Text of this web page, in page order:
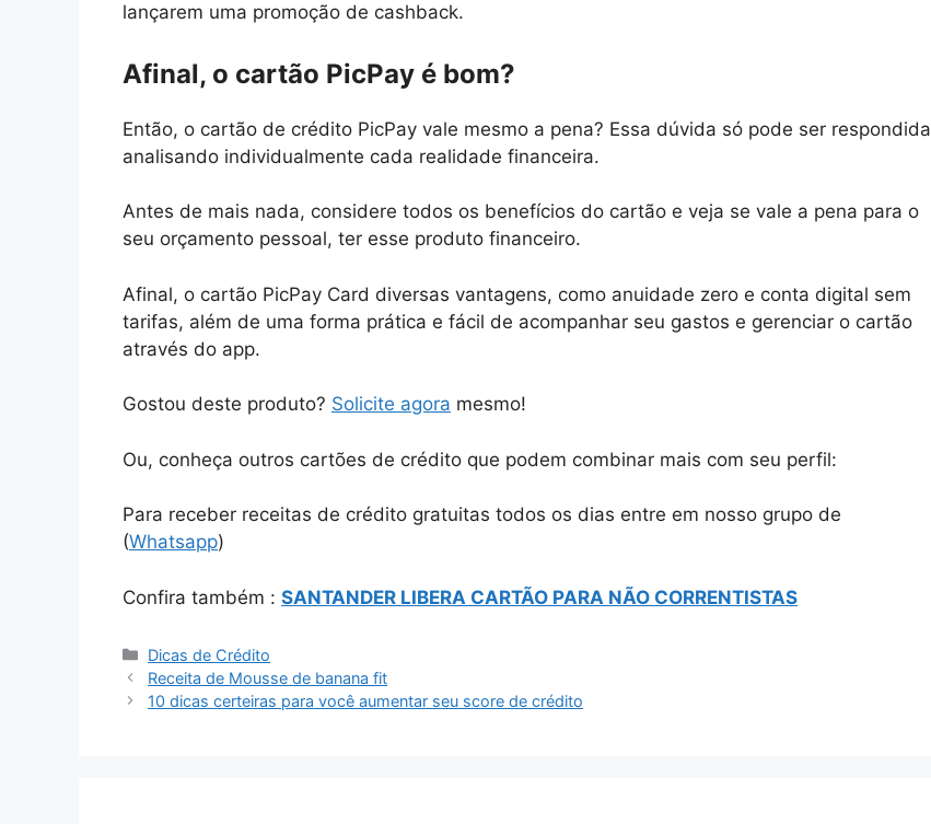
lançarem uma promoção de cashback.
Afinal, o cartão PicPay é bom?
Então, o cartão de crédito PicPay vale mesmo a pena? Essa dúvida só pode ser respondida
analisando individualmente cada realidade financeira.
Antes de mais nada, considere todos os benefícios do cartão e veja se vale a pena para o
seu orçamento pessoal, ter esse produto financeiro.
Afinal, o cartão PicPay Card diversas vantagens, como anuidade zero e conta digital sem
tarifas, além de uma forma prática e fácil de acompanhar seu gastos e gerenciar o cartão
através do app.
Gostou deste produto? Solicite agora mesmo!
Ou, conheça outros cartões de crédito que podem combinar mais com seu perfil:
Para receber receitas de crédito gratuitas todos os dias entre em nosso grupo de
(Whatsapp)
Confira também : SANTANDER LIBERA CARTÃO PARA NÃO CORRENTISTAS
Categorias
Dicas de Crédito
Receita de Mousse de banana fit
10 dicas certeiras para você aumentar seu score de crédito